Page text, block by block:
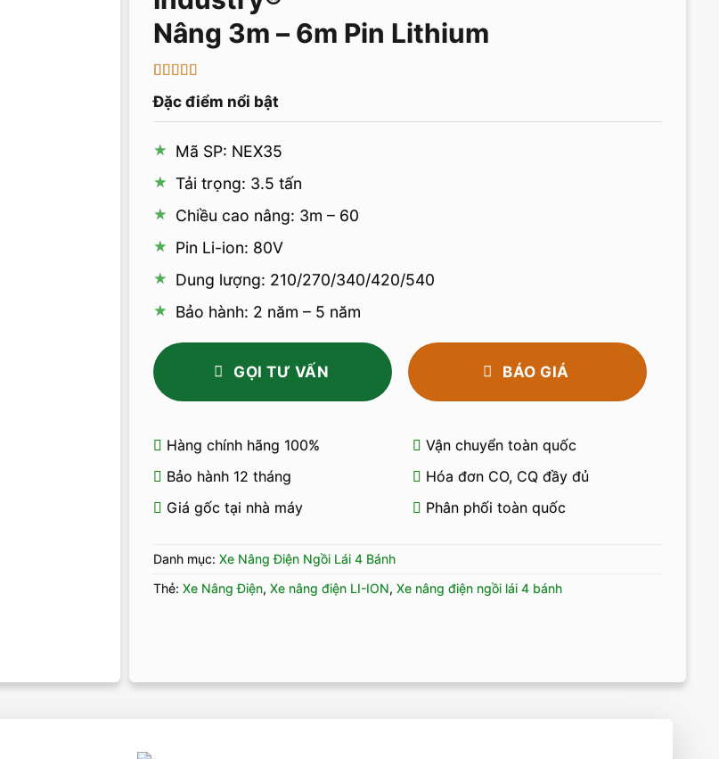
Nâng 3m – 6m Pin Lithium
trên 5 dựa
trênđánh
giá
Đặc điểm nổi bật
Mã SP: NEX35
Tải trọng: 3.5 tấn
Chiều cao nâng: 3m – 60
Pin Li-ion: 80V
Dung lượng: 210/270/340/420/540
Bảo hành: 2 năm – 5 năm
GỌI TƯ VẤN BÁO GIÁ
Hàng chính hãng 100%
Vận chuyển toàn quốc
Bảo hành 12 tháng
Hóa đơn CO, CQ đầy đủ
Giá gốc tại nhà máy
Phân phối toàn quốc
Danh mục: Xe Nâng Điện Ngồi Lái 4 Bánh
Thẻ: Xe Nâng Điện, Xe nâng điện LI-ION, Xe nâng điện ngồi lái 4 bánh